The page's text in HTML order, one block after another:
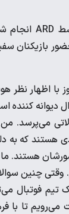
بازیکنان
با اظهار نظر
دیوانه کننده
می‌پرسد. من
هستند که
هستند.
چنین
تیم فوتبال
می‌رویم تا با